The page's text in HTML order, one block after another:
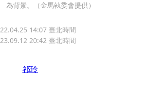
為背景。（金馬執委會提供）
14:07 臺北時間
20:42 臺北時間
祁玲